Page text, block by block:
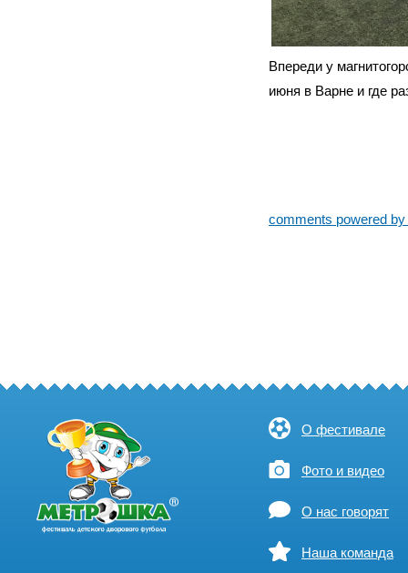
Впереди у
июня в Варне и где
comments powered
О фестивале
Фото и видео
О нас говорят
Наша команда